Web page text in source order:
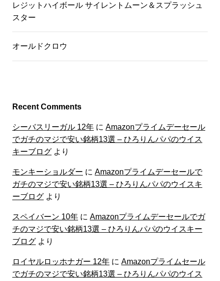
レジットハイボール サイレントムーン＆スプラッシュ
スター
オールドクロウ
Recent Comments
シーバスリーガル 12年に Amazonプライムデーセール
でガチのマジで安い銘柄13選 – ひろりんパパのウイス
キーブログより
モンキーショルダー に Amazonプライムデーセールで
ガチのマジで安い銘柄13選 – ひろりんパパのウイスキ
ーブログより
スペイバーン 10年に Amazonプライムデーセールでガ
チのマジで安い銘柄13選 – ひろりんパパのウイスキー
ブログより
ロイヤルロッホナガー 12年に Amazonプライムセール
でガチのマジで安い銘柄13選 – ひろりんパパのウイス